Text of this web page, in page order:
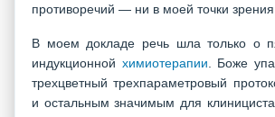
противоречий — ни в моей точки
В моем докладе речь шла только о
индукционной химиотерапии . Боже
трехцветный трехпараметровый
и остальным значимым для клинициста